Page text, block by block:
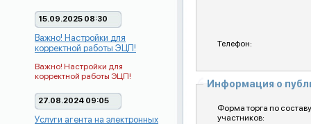
15.09.2025 08:30
Важно! Настройки для
корректной работы ЭЦП!
Важно! Настройки для
корректной работы ЭЦП!
27.08.2024 09:05
Услуги агента на электронных
Телефон:
Информация о
Форма торга по составу
участников: